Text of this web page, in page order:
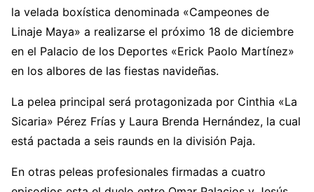
la velada boxística denominada «Campeones de
Linaje Maya» a realizarse el próximo 18 de diciembre
en el Palacio de los Deportes «Erick Paolo Martínez»
en los albores de las fiestas navideñas.
La pelea principal será protagonizada por Cinthia «La
Sicaria» Pérez Frías y Laura Brenda Hernández, la cual
está pactada a seis raunds en la división Paja.
En otras peleas profesionales firmadas a cuatro